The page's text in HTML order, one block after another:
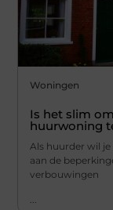
Woningen
Is het slim
huurwoning
Als huurder wil
aan de
verbouwingen
...